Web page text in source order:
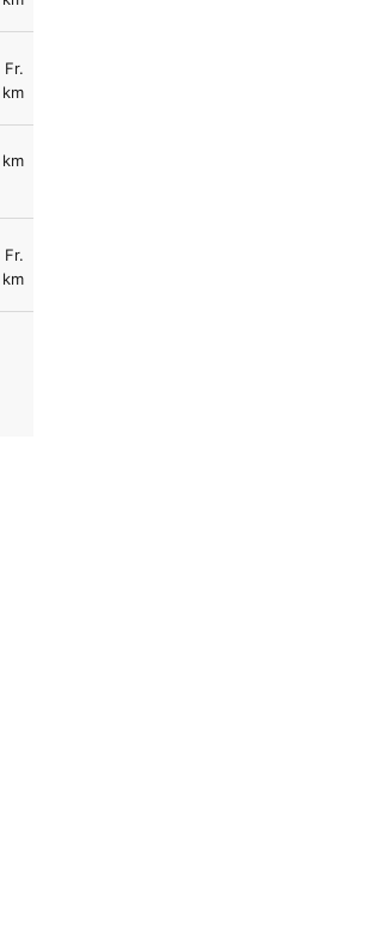
Fr.
km
km
Fr.
km